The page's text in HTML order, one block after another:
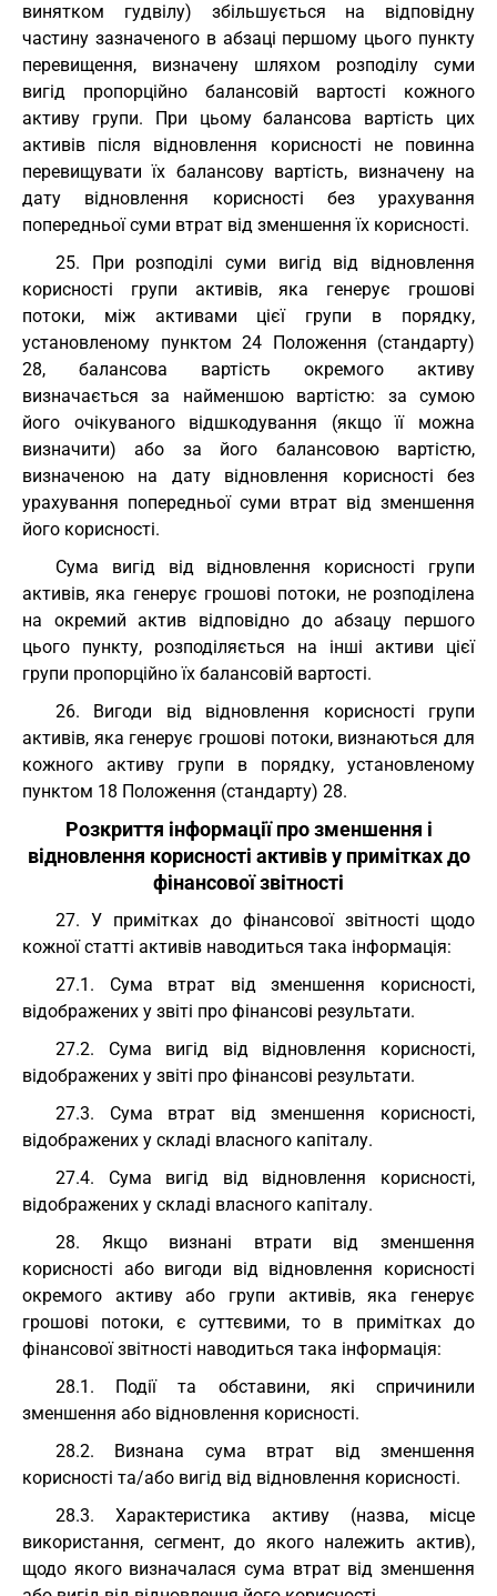
винятком гудвілу) збільшується на відповідну
частину зазначеного в абзаці першому цього пункту
перевищення, визначену шляхом розподілу суми
вигід пропорційно балансовій вартості кожного
активу групи. При цьому балансова вартість цих
активів після відновлення корисності не повинна
перевищувати їх балансову вартість, визначену на
дату відновлення корисності без урахування
попередньої суми втрат від зменшення їх корисності.
25. При розподілі суми вигід від відновлення
корисності групи активів, яка генерує грошові
потоки, між активами цієї групи в порядку,
установленому пунктом 24 Положення (стандарту)
28, балансова вартість окремого активу
визначається за найменшою вартістю: за сумою
його очікуваного відшкодування (якщо її можна
визначити) або за його балансовою вартістю,
визначеною на дату відновлення корисності без
урахування попередньої суми втрат від зменшення
його корисності.
Сума вигід від відновлення корисності групи
активів, яка генерує грошові потоки, не розподілена
на окремий актив відповідно до абзацу першого
цього пункту, розподіляється на інші активи цієї
групи пропорційно їх балансовій вартості.
26. Вигоди від відновлення корисності групи
активів, яка генерує грошові потоки, визнаються для
кожного активу групи в порядку, установленому
пунктом 18 Положення (стандарту) 28.
Розкриття інформації про зменшення і
відновлення корисності активів у примітках до
фінансової звітності
27. У примітках до фінансової звітності щодо
кожної статті активів наводиться така інформація:
27.1. Сума втрат від зменшення корисності,
відображених у звіті про фінансові результати.
27.2. Сума вигід від відновлення корисності,
відображених у звіті про фінансові результати.
27.3. Сума втрат від зменшення корисності,
відображених у складі власного капіталу.
27.4. Сума вигід від відновлення корисності,
відображених у складі власного капіталу.
28. Якщо визнані втрати від зменшення
корисності або вигоди від відновлення корисності
окремого активу або групи активів, яка генерує
грошові потоки, є суттєвими, то в примітках до
фінансової звітності наводиться така інформація:
28.1. Події та обставини, які спричинили
зменшення або відновлення корисності.
28.2. Визнана сума втрат від зменшення
корисності та/або вигід від відновлення корисності.
28.3. Характеристика активу (назва, місце
використання, сегмент, до якого належить актив),
щодо якого визначалася сума втрат від зменшення